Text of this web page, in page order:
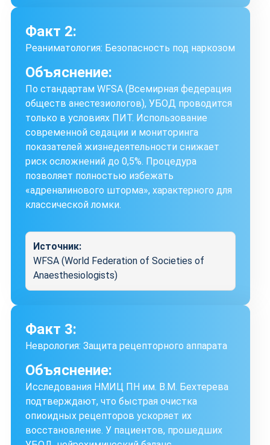
Факт 2:
Реаниматология: Безопасность под наркозом
Объяснение:
По стандартам WFSA (Всемирная федерация
обществ анестезиологов), УБОД проводится
только в условиях ПИТ. Использование
современной седации и мониторинга
показателей жизнедеятельности снижает
риск осложнений до 0,5%. Процедура
позволяет полностью избежать
«адреналинового шторма», характерного для
классической ломки.
Источник:
WFSA (World Federation of Societies of
Anaesthesiologists)
Факт 3:
Неврология: Защита рецепторного аппарата
Объяснение:
Исследования НМИЦ ПН им. В.М. Бехтерева
подтверждают, что быстрая очистка
опиоидных рецепторов ускоряет их
восстановление. У пациентов, прошедших